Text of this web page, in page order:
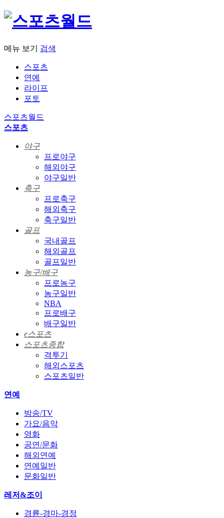
메뉴 보기 검색
스포츠
연예
라이프
포토
스포츠월드
스포츠
야구
프로야구
해외야구
야구일반
축구
프로축구
해외축구
축구일반
골프
국내골프
해외골프
골프일반
농구/배구
프로농구
농구일반
NBA
프로배구
배구일반
e스포츠
스포츠종합
격투기
해외스포츠
스포츠일반
연예
방송/TV
가요/음악
영화
공연/문화
해외연예
연예일반
문화일반
레저&조이
경륜-경마-경정